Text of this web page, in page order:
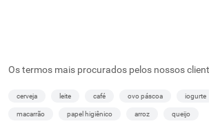
Os termos mais procurados pelos nossos
cerveja leite café ovo páscoa iogurte
macarrão papel higiênico arroz queijo